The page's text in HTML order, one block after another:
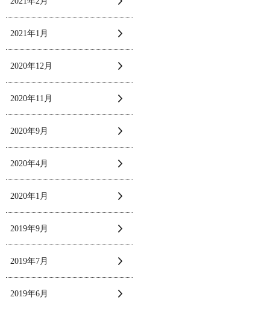
2021年1月
2020年12月
2020年11月
2020年9月
2020年4月
2020年1月
2019年9月
2019年7月
2019年6月